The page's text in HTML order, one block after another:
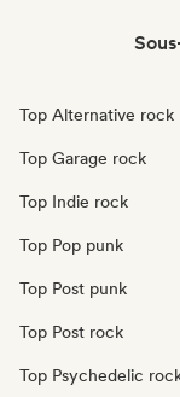
Top Alternative rock
Top Garage rock
Top Indie rock
Top Pop punk
Top Post punk
Top Post rock
Top Psychedelic